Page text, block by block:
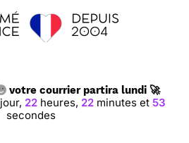
votre courrier partira lundi 🚀
jour, 22 heures, 22 minutes et 53
secondes